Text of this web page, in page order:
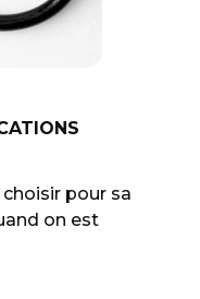
pour sa
on est